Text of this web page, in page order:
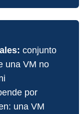
conjunto
una VM no
por
una VM